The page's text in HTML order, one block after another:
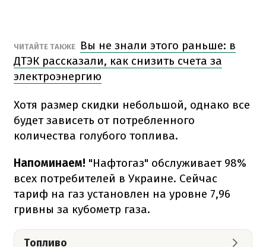
ЧИТАЙТЕ ТАКЖЕ
Вы не знали этого раньше: в
ДТЭК рассказали, как снизить счета за
электроэнергию
Хотя размер скидки небольшой, однако все
будет зависеть от потребленного
количества голубого топлива.
Напоминаем! "Нафтогаз" обслуживает 98%
всех потребителей в Украине. Сейчас
тариф на газ установлен на уровне 7,96
гривны за кубометр газа.
Топливо